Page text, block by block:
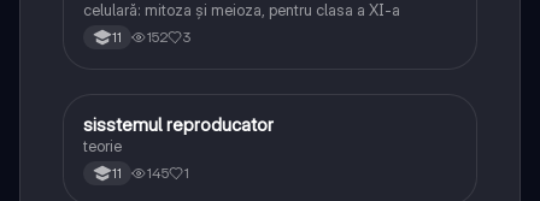
celulară: mitoza și meioza, pentru clasa a XI-a
11 152 3
Biologie
sisstemul reproducator
teorie
11 145 1